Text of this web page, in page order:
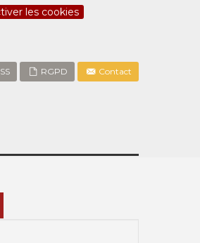
les cookies
RGPD Contact